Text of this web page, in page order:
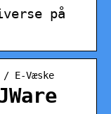
på
E-Væske